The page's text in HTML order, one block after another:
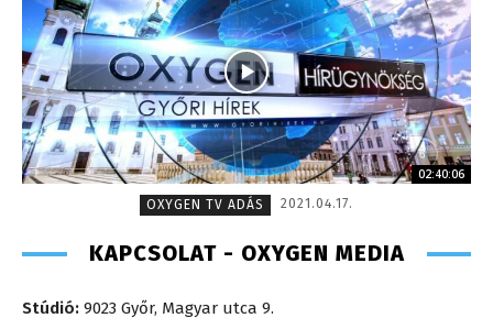
02:40:06
OXYGEN TV ADÁS
2021.04.17.
KAPCSOLAT - OXYGEN MEDIA
Stúdió: 9023 Győr, Magyar utca 9.